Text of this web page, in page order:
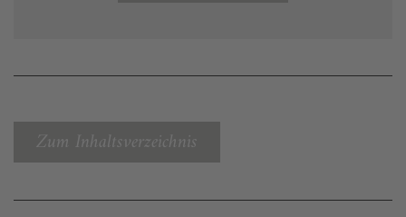
Zum Inhaltsverzeichnis